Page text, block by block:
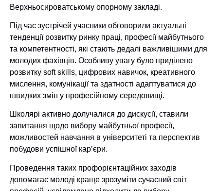
Верхньосироватському опорному закладі.
Під час зустрічей учасники обговорили актуальні
тенденції розвитку ринку праці, професії майбутнього
та компетентності, які стають дедалі важливішими для
молодих фахівців. Особливу увагу було приділено
розвитку soft skills, цифрових навичок, креативного
мислення, комунікації та здатності адаптуватися до
швидких змін у професійному середовищі.
Школярі активно долучалися до дискусії, ставили
запитання щодо вибору майбутньої професії,
можливостей навчання в університеті та перспектив
побудови успішної кар’єри.
Проведення таких профорієнтаційних заходів
допомагає молоді краще зрозуміти сучасний світ